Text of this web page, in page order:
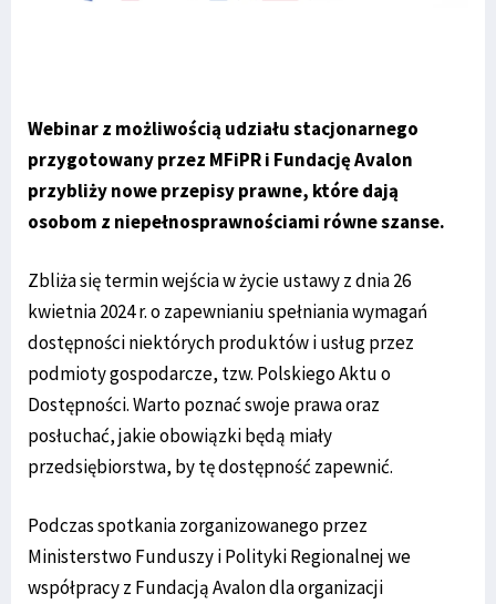
Webinar z możliwością udziału stacjonarnego
przygotowany przez MFiPR i Fundację Avalon
przybliży nowe przepisy prawne, które dają
osobom z niepełnosprawnościami równe szanse.
Zbliża się termin wejścia w życie ustawy z dnia 26
kwietnia 2024 r. o zapewnianiu spełniania wymagań
dostępności niektórych produktów i usług przez
podmioty gospodarcze, tzw. Polskiego Aktu o
Dostępności. Warto poznać swoje prawa oraz
posłuchać, jakie obowiązki będą miały
przedsiębiorstwa, by tę dostępność zapewnić.
Podczas spotkania zorganizowanego przez
Ministerstwo Funduszy i Polityki Regionalnej we
współpracy z Fundacją Avalon dla organizacji